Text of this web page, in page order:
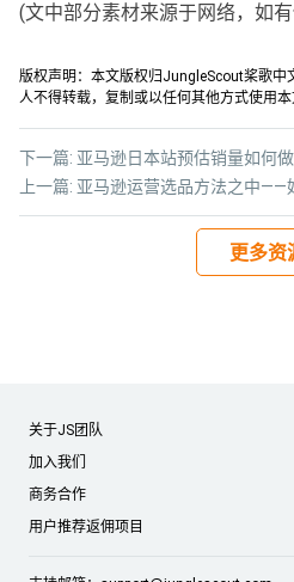
(文中部分素材来源于网络，如
版权声明：本文版权归JungleScout桨歌中
人不得转载，复制或以任何其他方式使用本
上一篇: 亚马逊运营选品方法之中——
下一篇: 亚马逊日本站预估销量如何
更多资
关于JS团队
加入我们
商务合作
用户推荐返佣项目